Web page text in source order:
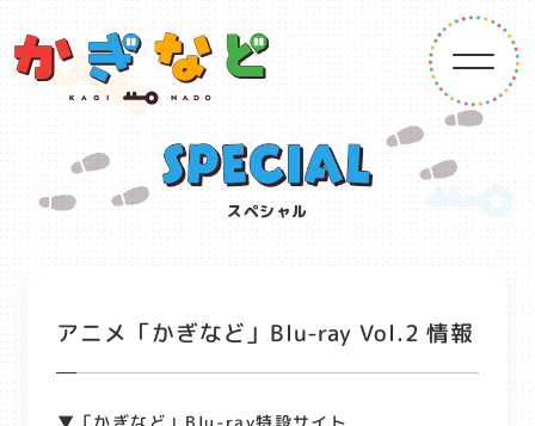
スペシャル
アニメ「かぎなど」Blu-ray Vol.2 情報